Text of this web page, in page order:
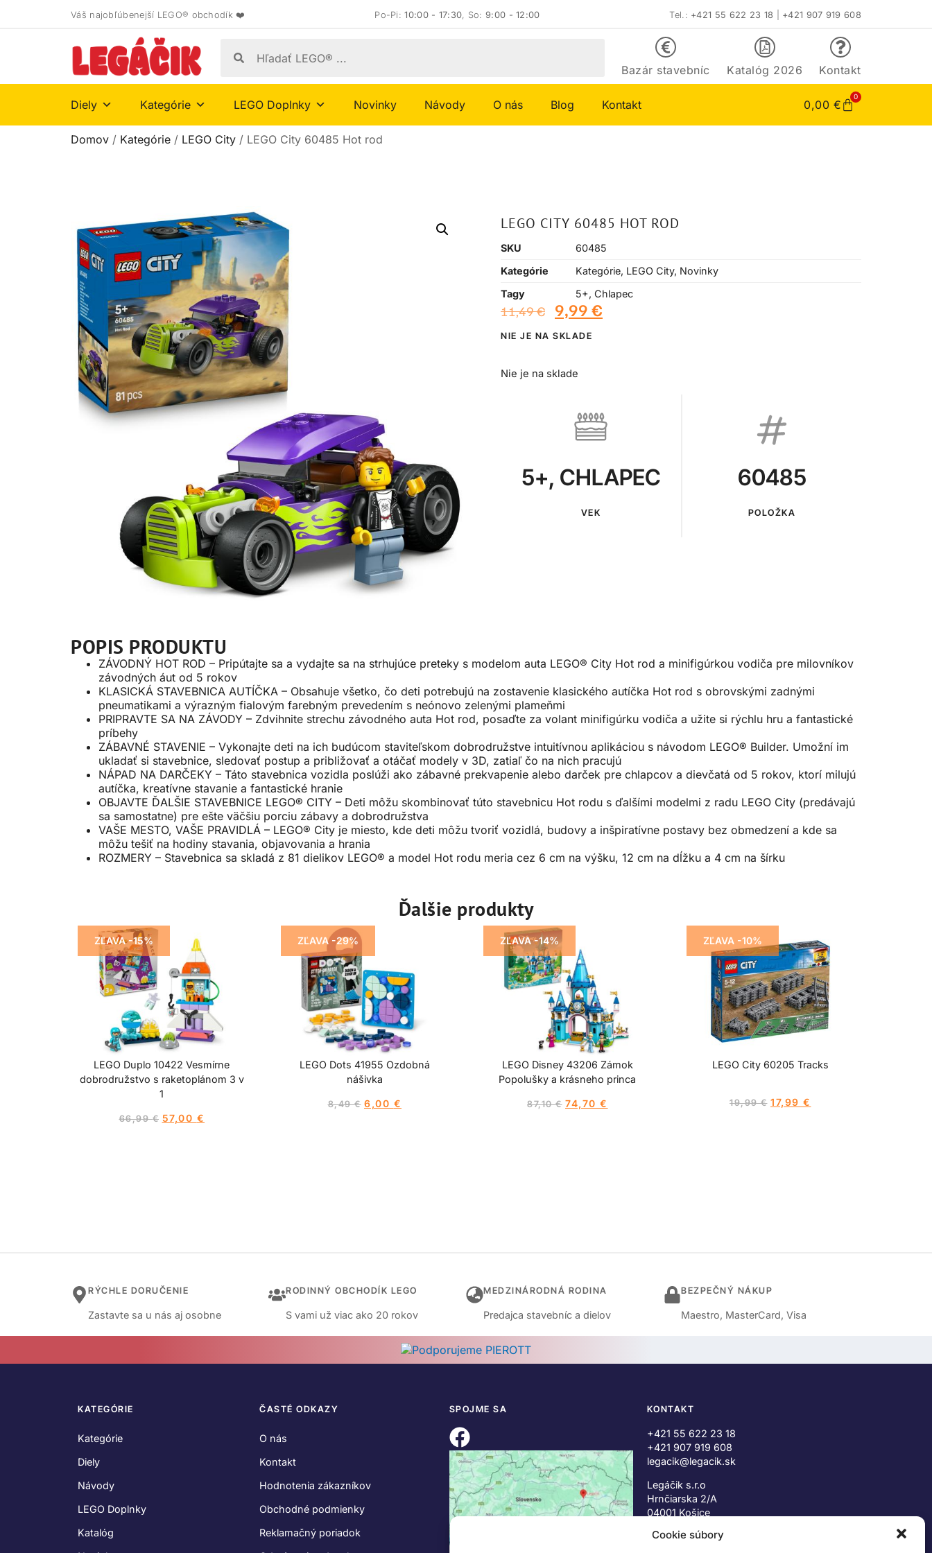
Cookie súbory
Váš najobľúbenejší LEGO® obchodík ❤️ Po-Pi:10:00 - 17:30, So:9:00 - 12:00 Tel.: +421 55 622 23 18 +421 907 919 608
Bazár stavebníc Katalóg 2026 Kontakt
Diely Kategórie LEGO Doplnky Novinky Návody O nás Blog Kontakt 0,00 €
0
Domov / Kategórie / LEGO City / LEGO City 60485 Hot rod
LEGO CITY 60485 HOT ROD
SKU
60485
Kategórie
Kategórie, LEGO City, Novinky
Tagy
5+, Chlapec
11,49€ 9,99 €
NIE JE NA SKLADE
Nie je na sklade
5+, CHLAPEC
VEK
60485
POLOŽKA
POPIS PRODUKTU
ZÁVODNÝ HOT ROD – Pripútajte sa a vydajte sa na strhujúce preteky s modelom auta LEGO® City Hot rod a minifigúrkou vodiča pre milovníkov
závodných áut od 5 rokov
KLASICKÁ STAVEBNICA AUTÍČKA – Obsahuje všetko, čo deti potrebujú na zostavenie klasického autíčka Hot rod s obrovskými zadnými
pneumatikami a výrazným fialovým farebným prevedením s neónovo zelenými plameňmi
PRIPRAVTE SA NA ZÁVODY – Zdvihnite strechu závodného auta Hot rod, posaďte za volant minifigúrku vodiča a užite si rýchlu hru a fantastické
príbehy
ZÁBAVNÉ STAVENIE – Vykonajte deti na ich budúcom staviteľskom dobrodružstve intuitívnou aplikáciou s návodom LEGO® Builder. Umožní im
ukladať si stavebnice, sledovať postup a približovať a otáčať modely v 3D, zatiaľ čo na nich pracujú
NÁPAD NA DARČEKY – Táto stavebnica vozidla poslúži ako zábavné prekvapenie alebo darček pre chlapcov a dievčatá od 5 rokov, ktorí milujú
autíčka, kreatívne stavanie a fantastické hranie
OBJAVTE ĎALŠIE STAVEBNICE LEGO® CITY – Deti môžu skombinovať túto stavebnicu Hot rodu s ďalšími modelmi z radu LEGO City (predávajú
sa samostatne) pre ešte väčšiu porciu zábavy a dobrodružstva
VAŠE MESTO, VAŠE PRAVIDLÁ – LEGO® City je miesto, kde deti môžu tvoriť vozidlá, budovy a inšpiratívne postavy bez obmedzení a kde sa
môžu tešiť na hodiny stavania, objavovania a hrania
ROZMERY – Stavebnica sa skladá z 81 dielikov LEGO® a model Hot rodu meria cez 6 cm na výšku, 12 cm na dĺžku a 4 cm na šírku
Ďalšie produkty
ZĽAVA -15%
LEGO Duplo 10422 Vesmírne
dobrodružstvo s raketoplánom 3 v
1
66,99€ 57,00 €
ZĽAVA -29%
LEGO Dots 41955 Ozdobná
nášivka
8,49€ 6,00 €
ZĽAVA -14%
LEGO Disney 43206 Zámok
Popolušky a krásneho princa
87,10€ 74,70 €
ZĽAVA -10%
LEGO City 60205 Tracks
19,99€ 17,99 €
RÝCHLE DORUČENIE
Zastavte sa u nás aj osobne
RODINNÝ OBCHODÍK LEGO
S vami už viac ako 20 rokov
MEDZINÁRODNÁ RODINA
Predajca stavebníc a dielov
BEZPEČNÝ NÁKUP
Maestro, MasterCard, Visa
KATEGÓRIE
Kategórie
Diely
Návody
LEGO Doplnky
Katalóg
ČASTÉ ODKAZY
O nás
Kontakt
Hodnotenia zákazníkov
Obchodné podmienky
Reklamačný poriadok
SPOJME SA KONTAKT
+421 55 622 23 18
+421 907 919 608
legacik@legacik.sk
Legáčik s.r.o
Hrnčiarska 2/A
04001 Košice